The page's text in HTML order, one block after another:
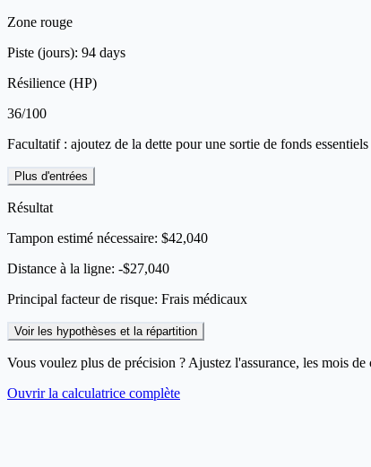
Zone rouge
Piste (jours): 94 days
Résilience (HP)
36/100
Facultatif : ajoutez de la dette pour une sortie de fonds
Plus d'entrées
Résultat
Tampon estimé nécessaire: $42,040
Distance à la ligne: -$27,040
Principal facteur de risque: Frais médicaux
Voir les hypothèses et la répartition
Vous voulez plus de précision ? Ajustez l'assurance, les mois
Ouvrir la calculatrice complète